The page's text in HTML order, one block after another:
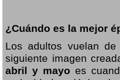
¿Cuándo es la mejor
Los adultos vuelan
siguiente imagen
abril y mayo es